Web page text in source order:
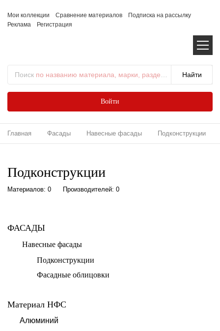
Мои коллекции Сравнение материалов
Подписка на рассылку
Реклама
Регистрация
Поиск по названию материала, марки, раздела...
Войти
Главная Фасады Навесные фасады Подконструкции
Подконструкции
Материалов: 0 Производителей: 0
ФАСАДЫ
Навесные фасады
Подконструкции
Фасадные облицовки
Материал НФС
Алюминий